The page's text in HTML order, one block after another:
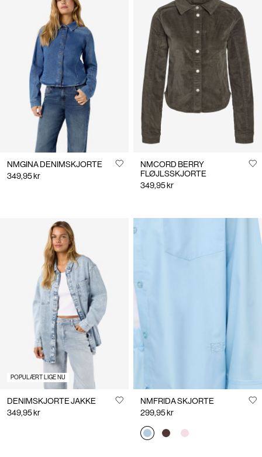
NMGINA DENIMSKJORTE
349,95 kr
NMCORD BERRY
FLØJLSSKJORTE
349,95 kr
POPULÆRT LIGE NU
DENIMSKJORTE JAKKE
349,95 kr
NMFRIDA SKJORTE
299,95 kr